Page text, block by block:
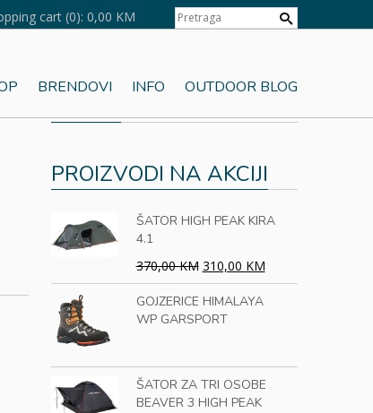
cart (0): 0,00 KM
BRENDOVI INFO OUTDOOR BLOG
PROIZVODI NA AKCIJI
ŠATOR HIGH PEAK KIRA
4.1
370,00 KM 310,00 KM
GOJZERICE HIMALAYA
WP GARSPORT
ŠATOR ZA TRI OSOBE
BEAVER 3 HIGH PEAK